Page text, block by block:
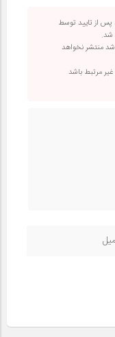
از تایید توسط
شد.
منتشر نخواهد
غیر مرتبط باشد